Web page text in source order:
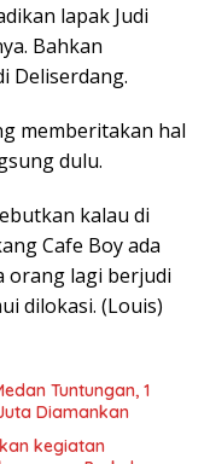
lapak Judi
Bahkan
Deliserdang.
memberitakan hal
dulu.
kalau di
Cafe Boy ada
orang lagi berjudi
dilokasi. (Louis)
Tuntungan, 1
Diamankan
kegiatan